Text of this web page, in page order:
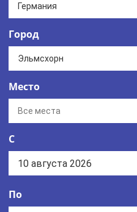
Город
Место
С
По